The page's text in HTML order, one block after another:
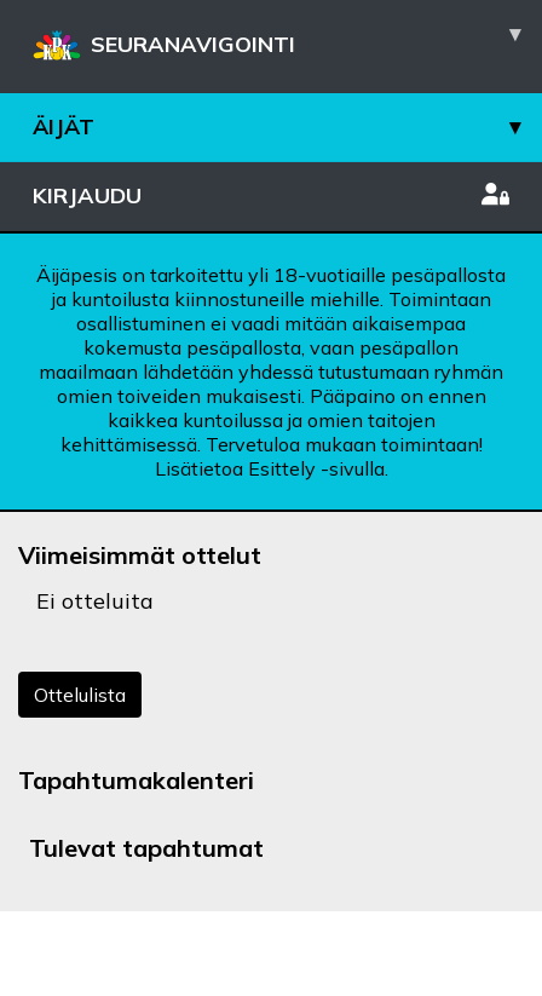
SEURANAVIGOINTI ▾
ÄIJÄT ▾
KIRJAUDU
Äijäpesis on tarkoitettu yli 18-vuotiaille pesäpallosta
ja kuntoilusta kiinnostuneille miehille. Toimintaan
osallistuminen ei vaadi mitään aikaisempaa
kokemusta pesäpallosta, vaan pesäpallon
maailmaan lähdetään yhdessä tutustumaan ryhmän
omien toiveiden mukaisesti. Pääpaino on ennen
kaikkea kuntoilussa ja omien taitojen
kehittämisessä. Tervetuloa mukaan toimintaan!
Lisätietoa Esittely -sivulla.
Viimeisimmät ottelut
Ei otteluita
Ottelulista
Tapahtumakalenteri
Tulevat tapahtumat